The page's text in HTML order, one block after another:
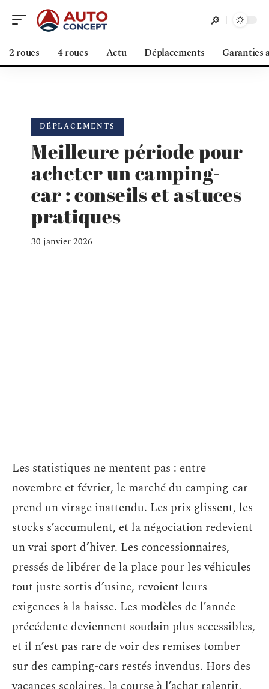
2 roues 4 roues Actu Déplacements Garanties
DÉPLACEMENTS
Meilleure période pour
acheter un camping-
car : conseils et astuces
pratiques
30 janvier 2026
Les statistiques ne mentent pas : entre
novembre et février, le marché du camping-car
prend un virage inattendu. Les prix glissent, les
stocks s’accumulent, et la négociation redevient
un vrai sport d’hiver. Les concessionnaires,
pressés de libérer de la place pour les véhicules
tout juste sortis d’usine, revoient leurs
exigences à la baisse. Les modèles de l’année
précédente deviennent soudain plus accessibles,
et il n’est pas rare de voir des remises tomber
sur des camping-cars restés invendus. Hors des